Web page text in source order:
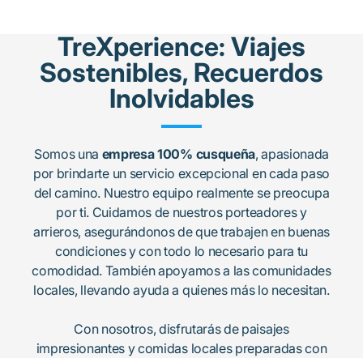
TreXperience: Viajes
Sostenibles, Recuerdos
Inolvidables
Somos una empresa 100% cusqueña, apasionada
por brindarte un servicio excepcional en cada paso
del camino. Nuestro equipo realmente se preocupa
por ti. Cuidamos de nuestros porteadores y
arrieros, asegurándonos de que trabajen en buenas
condiciones y con todo lo necesario para tu
comodidad. También apoyamos a las comunidades
locales, llevando ayuda a quienes más lo necesitan.
Con nosotros, disfrutarás de paisajes
impresionantes y comidas locales preparadas con